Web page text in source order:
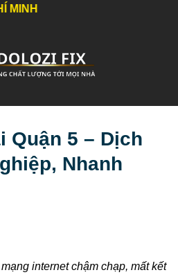
Quận 5 – Dịch
Nhanh
internet chậm chạp, mất kết